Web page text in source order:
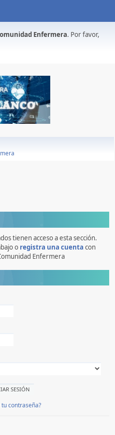
Enfermera. Por favor,
tienen acceso a esta sección.
o registra una cuenta con
Enfermera
tu contraseña?